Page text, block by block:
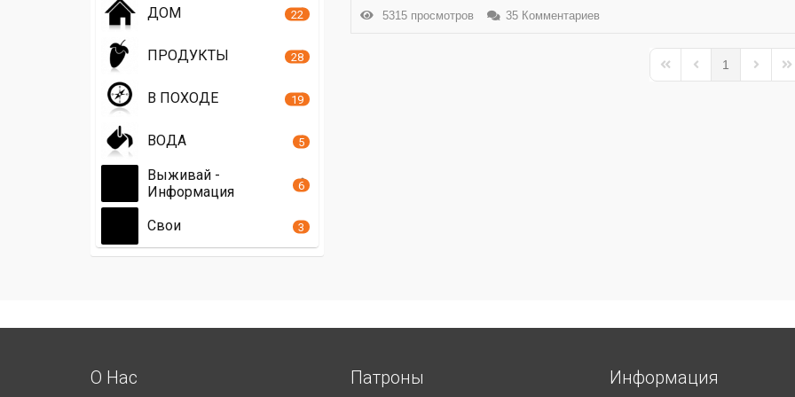
5315 просмотров 35 Комментариев
First PagePrevious Page
1
Next
ДОМ 22
ПРОДУКТЫ 28
В ПОХОДЕ 19
ВОДА 5
Выживай -
Информация
6
Свои 3
О Нас Патроны Информация